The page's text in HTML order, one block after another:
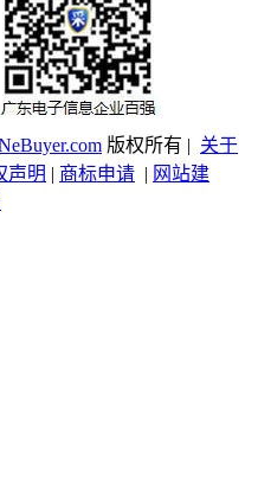
版权所有 | 关于
声明 | 商标申请 | 网站建